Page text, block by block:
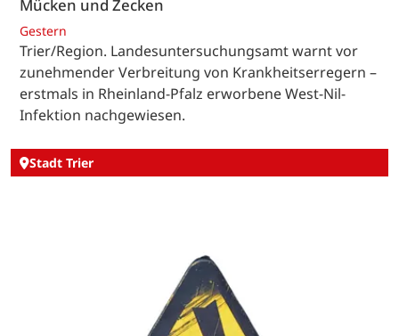
Mücken und Zecken
Gestern
Trier/Region. Landesuntersuchungsamt warnt vor
zunehmender Verbreitung von Krankheitserregern –
erstmals in Rheinland-Pfalz erworbene West-Nil-
Infektion nachgewiesen.
Stadt Trier